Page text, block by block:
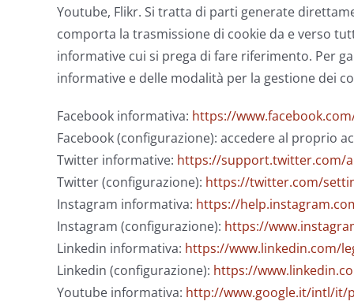
Youtube, Flikr. Si tratta di parti generate
comporta la trasmissione di cookie da e verso
informative cui si prega di fare riferimento. Per
informative e delle modalità per la gestione dei
Facebook informativa: https://
Facebook (configurazione): accedere al proprio
Twitter informative: https://support.twitter.com/
Twitter (configurazione): https://twitter.com/
Instagram informativa: https://
Instagram (configurazione): https://
Linkedin informativa: https://www.linkedin.com/
Linkedin (configurazione): https://
Youtube informativa: http://www.google.it/intl/it/